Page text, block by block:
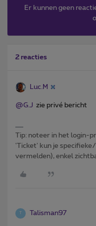
Er kunnen geen
2 reacties
Luc.M
@G.J zie privé bericht
Tip: noteer in het login-
'Ticket' kun je
vermelden), enkel
Talisman97